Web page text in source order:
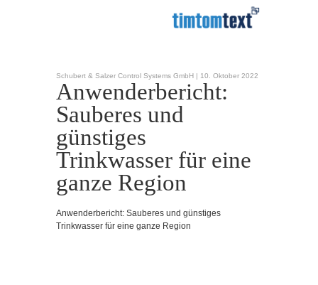
Schubert & Salzer Control Systems GmbH | 10. Oktober 2022
Anwenderbericht:
Sauberes und
günstiges
Trinkwasser für eine
ganze Region
Anwenderbericht: Sauberes und günstiges
Trinkwasser für eine ganze Region